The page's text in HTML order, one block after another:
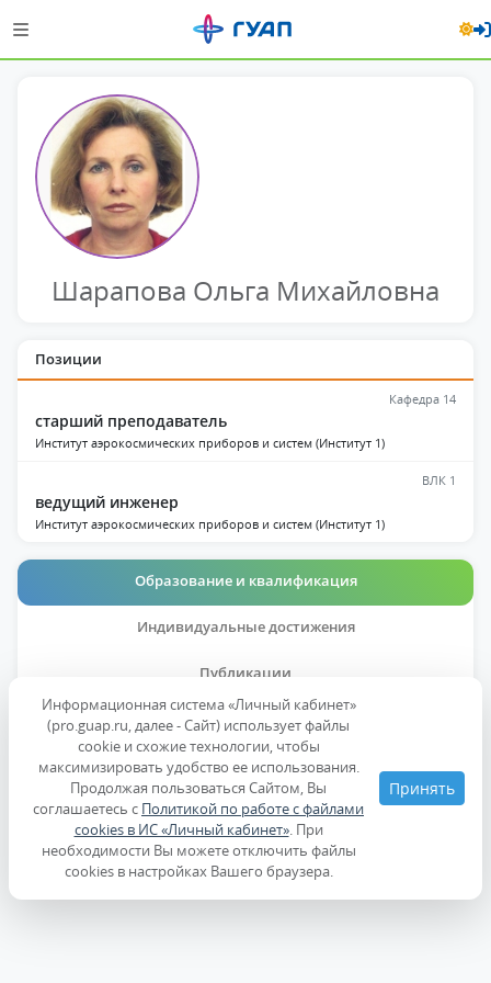
Шарапова Ольга Михайловна
Позиции
Кафедра 14
старший преподаватель
Институт аэрокосмических приборов и систем (Институт 1)
ВЛК 1
ведущий инженер
Институт аэрокосмических приборов и систем (Институт 1)
Образование и квалификация
Индивидуальные достижения
Публикации
Дисциплины
Образование
Повышение квалификации
Информационная система «Личный кабинет»
(pro.guap.ru, далее - Сайт) использует файлы
cookie и схожие технологии, чтобы
максимизировать удобство ее использования.
Продолжая пользоваться Сайтом, Вы
соглашаетесь с Политикой по работе с файлами
cookies в ИС «Личный кабинет». При
необходимости Вы можете отключить файлы
cookies в настройках Вашего браузера.
Принять